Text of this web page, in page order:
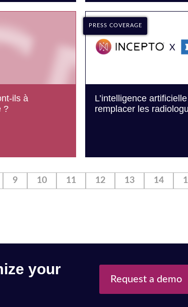
ils à
?
PRESS COVERAGE
X
L’intelligence
remplacer les
9 10 11 12 13 14
your
Request a demo